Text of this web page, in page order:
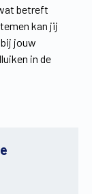
betreft
kan jij
jouw
in de